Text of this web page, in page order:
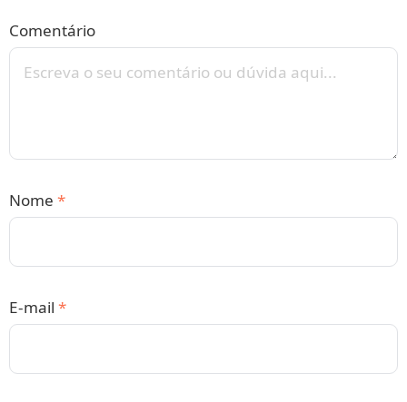
Comentário
Nome *
E-mail *